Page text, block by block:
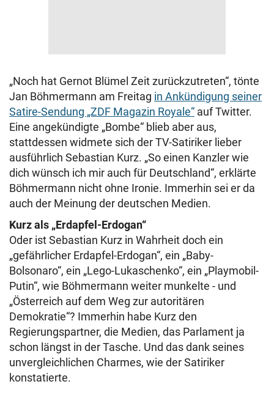
„Noch hat Gernot Blümel Zeit zurückzutreten“, tönte
Jan Böhmermann am Freitag in Ankündigung seiner
Satire-Sendung „ZDF Magazin Royale“ auf Twitter.
Eine angekündigte „Bombe“ blieb aber aus,
stattdessen widmete sich der TV-Satiriker lieber
ausführlich Sebastian Kurz. „So einen Kanzler wie
dich wünsch ich mir auch für Deutschland“, erklärte
Böhmermann nicht ohne Ironie. Immerhin sei er da
auch der Meinung der deutschen Medien.
Kurz als „Erdapfel-Erdogan“
Oder ist Sebastian Kurz in Wahrheit doch ein
„gefährlicher Erdapfel-Erdogan“, ein „Baby-
Bolsonaro“, ein „Lego-Lukaschenko“, ein „Playmobil-
Putin“, wie Böhmermann weiter munkelte - und
„Österreich auf dem Weg zur autoritären
Demokratie“? Immerhin habe Kurz den
Regierungspartner, die Medien, das Parlament ja
schon längst in der Tasche. Und das dank seines
unvergleichlichen Charmes, wie der Satiriker
konstatierte.